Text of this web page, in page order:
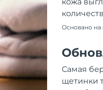
кожа
Основано на
Самая
щетинки